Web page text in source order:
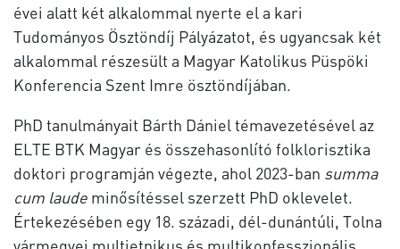
évei alatt két alkalommal nyerte el a kari
Tudományos Ösztöndíj Pályázatot, és ugyancsak két
alkalommal részesült a Magyar Katolikus Püspöki
Konferencia Szent Imre ösztöndíjában.
PhD tanulmányait Bárth Dániel témavezetésével az
ELTE BTK Magyar és összehasonlító folklorisztika
doktori programján végezte, ahol 2023-ban summa
cum laude minősítéssel szerzett PhD oklevelet.
Értekezésében egy 18. századi, dél-dunántúli, Tolna